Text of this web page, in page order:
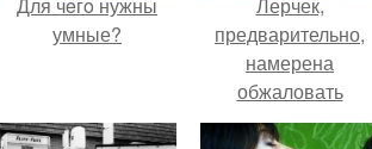
умные?
предварительно,
намерена
обжаловать
приговор.